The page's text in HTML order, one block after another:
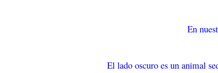
En
El lado oscuro es un animal